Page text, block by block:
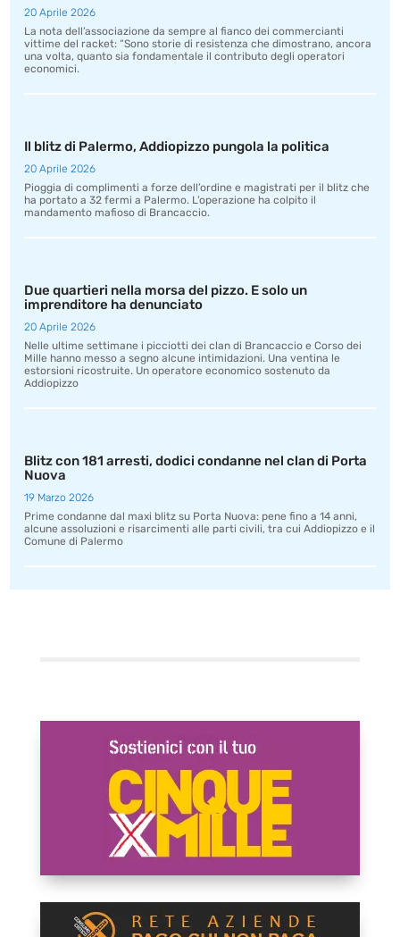
20 Aprile 2026
La nota dell’associazione da sempre al fianco dei commercianti
vittime del racket: “Sono storie di resistenza che dimostrano, ancora
una volta, quanto sia fondamentale il contributo degli operatori
economici.
Il blitz di Palermo, Addiopizzo pungola la politica
20 Aprile 2026
Pioggia di complimenti a forze dell’ordine e magistrati per il blitz che
ha portato a 32 fermi a Palermo. L’operazione ha colpito il
mandamento mafioso di Brancaccio.
Due quartieri nella morsa del pizzo. E solo un
imprenditore ha denunciato
20 Aprile 2026
Nelle ultime settimane i picciotti dei clan di Brancaccio e Corso dei
Mille hanno messo a segno alcune intimidazioni. Una ventina le
estorsioni ricostruite. Un operatore economico sostenuto da
Addiopizzo
Blitz con 181 arresti, dodici condanne nel clan di Porta
Nuova
19 Marzo 2026
Prime condanne dal maxi blitz su Porta Nuova: pene fino a 14 anni,
alcune assoluzioni e risarcimenti alle parti civili, tra cui Addiopizzo e il
Comune di Palermo